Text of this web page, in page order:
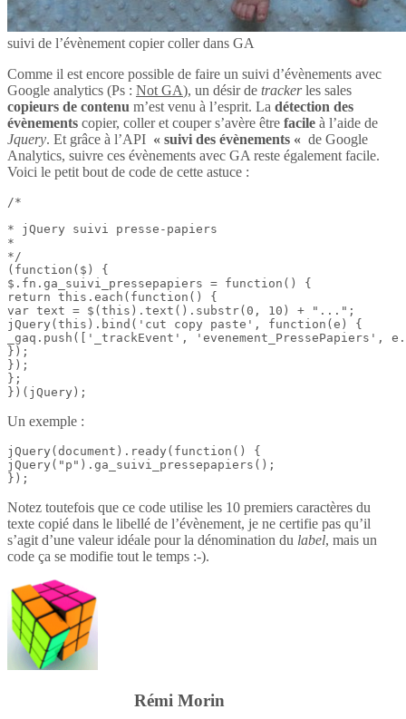
suivi de l’évènement copier coller dans GA
Comme il est encore possible de faire un suivi d’évènements avec
Google analytics (Ps : Not GA), un désir de trackerles sales
copieurs de contenu m’est venu à l’esprit. La détection des
évènements copier, coller et couper s’avère être facile à l’aide de
Jquery. Et grâce à l’API « suivi des évènements « de Google
Analytics, suivre ces évènements avec GA reste également facile.
Voici le petit bout de code de cette astuce :
/*
* jQuery suivi presse-papiers
*
*/
(function($) {
$.fn.ga_suivi_pressepapiers = function() {
return this.each(function() {
var text = $(this).text().substr(0, 10) + "...";
jQuery(this).bind('cut copy paste', function(e) {
_gaq.push(['_trackEvent', 'evenement_PressePapiers',
});
});
};
})(jQuery);
Un exemple :
jQuery(document).ready(function() {
jQuery("p").ga_suivi_pressepapiers();
});
Notez toutefois que ce code utilise les 10 premiers caractères du
texte copié dans le libellé de l’évènement, je ne certifie pas qu’il
s’agit d’une valeur idéale pour la dénomination du label, mais un
code ça se modifie tout le temps :-).
Rémi Morin